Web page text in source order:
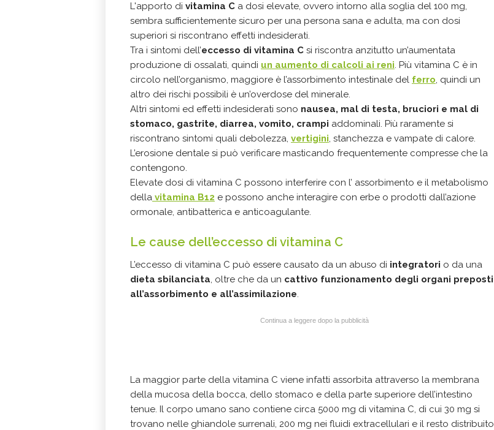
L'apporto di vitamina C a dosi elevate, ovvero intorno alla soglia del 100 mg,
sembra sufficientemente sicuro per una persona sana e adulta, ma con dosi
superiori si riscontrano effetti indesiderati.
Tra i sintomi dell’eccesso di vitamina C si riscontra anzitutto un’aumentata
produzione di ossalati, quindi un aumento di calcoli ai reni. Più vitamina C è in
circolo nell’organismo, maggiore è l’assorbimento intestinale del ferro, quindi un
altro dei rischi possibili è un’overdose del minerale.
Altri sintomi ed effetti indesiderati sono nausea, mal di testa, bruciori e mal di
stomaco, gastrite, diarrea, vomito, crampi addominali. Più raramente si
riscontrano sintomi quali debolezza, vertigini, stanchezza e vampate di calore.
L’erosione dentale si può verificare masticando frequentemente compresse che la
contengono.
Elevate dosi di vitamina C possono interferire con l’ assorbimento e il metabolismo
della vitamina B12 e possono anche interagire con erbe o prodotti dall’azione
ormonale, antibatterica e anticoagulante.
Le cause dell’eccesso di vitamina C
L’eccesso di vitamina C può essere causato da un abuso di integratori o da una
dieta sbilanciata, oltre che da un cattivo funzionamento degli organi preposti
all’assorbimento e all’assimilazione.
Continua a leggere dopo la pubblicità
La maggior parte della vitamina C viene infatti assorbita attraverso la membrana
della mucosa della bocca, dello stomaco e della parte superiore dell’intestino
tenue. Il corpo umano sano contiene circa 5000 mg di vitamina C, di cui 30 mg si
trovano nelle ghiandole surrenali, 200 mg nei fluidi extracellulari e il resto distribuito